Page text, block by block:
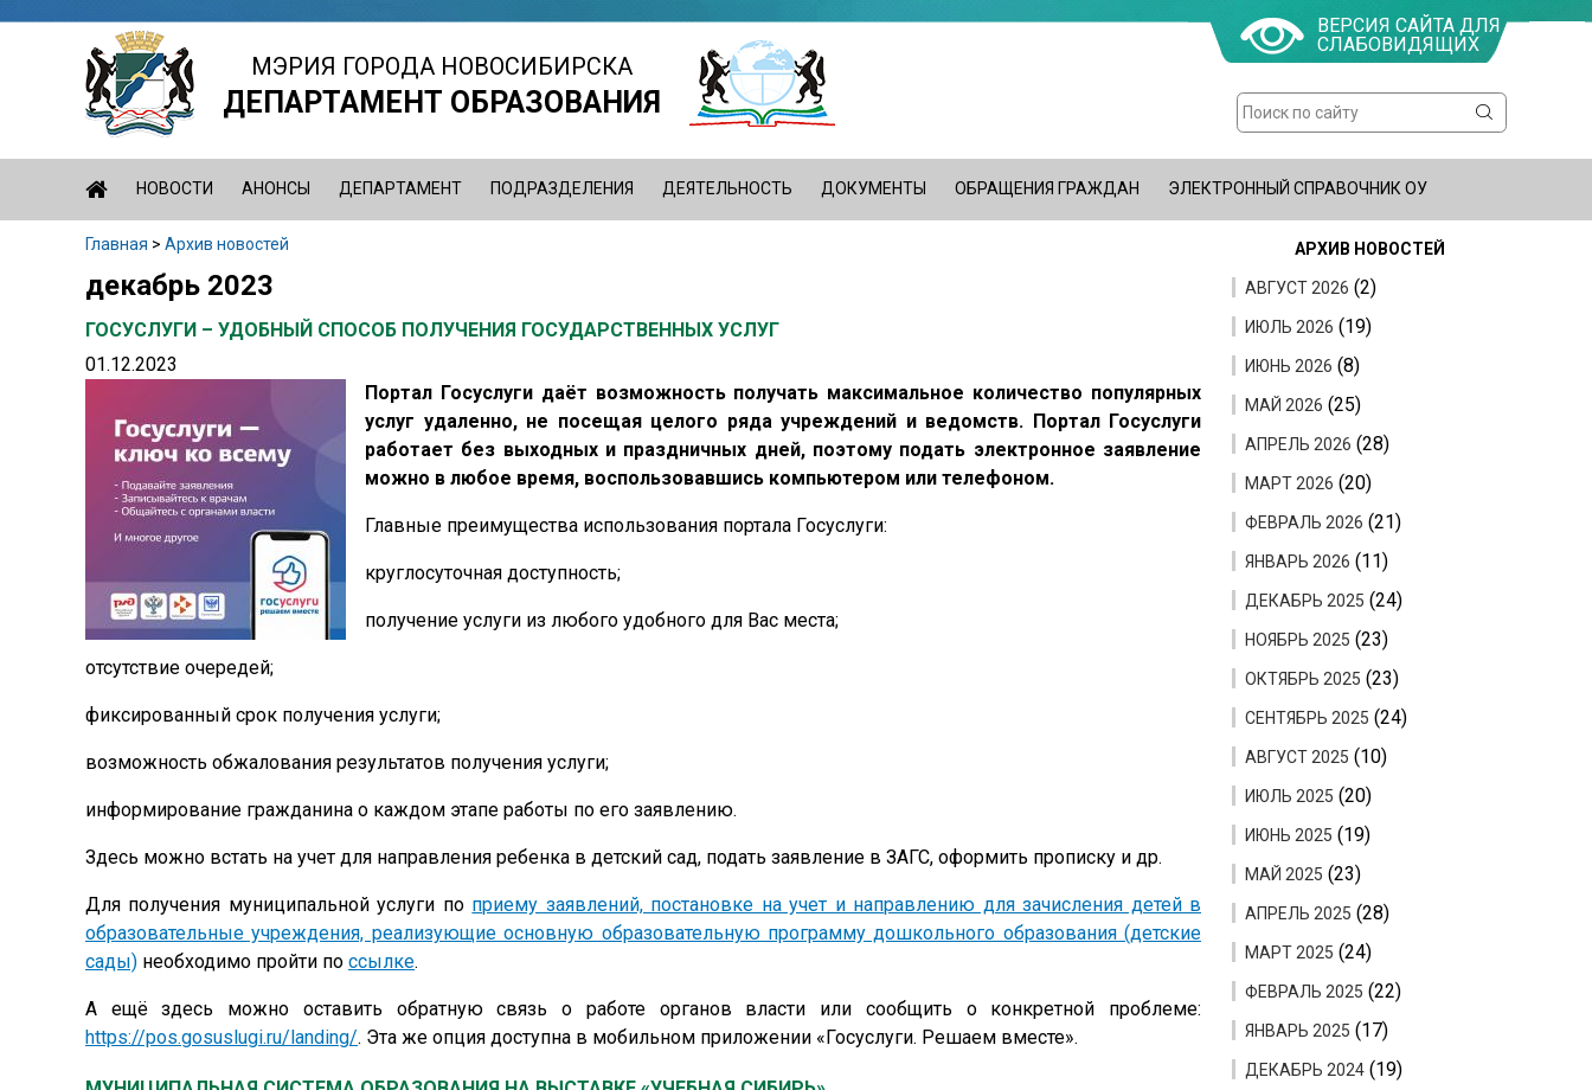
Jump
МЭРИЯ ГОРОДА НОВОСИБИРСКА
ДЕПАРТАМЕНТ ОБРАЗОВАНИЯ
Форма
поиска
Поиск
ВЕРСИЯ САЙТА ДЛЯ
СЛАБОВИДЯЩИХ
НОВОСТИ АНОНСЫ ДЕПАРТАМЕНТ ПОДРАЗДЕЛЕНИЯ ДЕЯТЕЛЬНОСТЬ ДОКУМЕНТЫ ОБРАЩЕНИЯ ГРАЖДАН ЭЛЕКТРОННЫЙ СПРАВОЧНИК ОУ
Главная > Архив новостей
Back
top
декабрь 2023
ГОСУСЛУГИ – УДОБНЫЙ СПОСОБ ПОЛУЧЕНИЯ ГОСУДАРСТВЕННЫХ УСЛУГ
01.12.2023
Портал Госуслуги даёт возможность получать максимальное количество популярных
услуг удаленно, не посещая целого ряда учреждений и ведомств. Портал Госуслуги
работает без выходных и праздничных дней, поэтому подать электронное заявление
можно в любое время, воспользовавшись компьютером или телефоном.
Главные преимущества использования портала Госуслуги:
круглосуточная доступность;
получение услуги из любого удобного для Вас места;
отсутствие очередей;
фиксированный срок получения услуги;
возможность обжалования результатов получения услуги;
информирование гражданина о каждом этапе работы по его заявлению.
Здесь можно встать на учет для направления ребенка в детский сад, подать заявление в ЗАГС, оформить прописку и др.
Для получения муниципальной услуги по приему заявлений, постановке на учет и направлению для зачисления детей в
образовательные учреждения, реализующие основную образовательную программу дошкольного образования (детские
сады) необходимо пройти по ссылке.
А ещё здесь можно оставить обратную связь о работе органов власти или сообщить о конкретной проблеме:
https://pos.gosuslugi.ru/landing/. Эта же опция доступна в мобильном приложении «Госуслуги. Решаем вместе».
АРХИВ НОВОСТЕЙ
АВГУСТ 2026 (2)
ИЮЛЬ 2026 (19)
ИЮНЬ 2026 (8)
МАЙ 2026 (25)
АПРЕЛЬ 2026 (28)
МАРТ 2026 (20)
ФЕВРАЛЬ 2026 (21)
ЯНВАРЬ 2026 (11)
ДЕКАБРЬ 2025 (24)
НОЯБРЬ 2025 (23)
ОКТЯБРЬ 2025 (23)
СЕНТЯБРЬ 2025 (24)
АВГУСТ 2025 (10)
ИЮЛЬ 2025 (20)
ИЮНЬ 2025 (19)
МАЙ 2025 (23)
АПРЕЛЬ 2025 (28)
МАРТ 2025 (24)
ФЕВРАЛЬ 2025 (22)
ЯНВАРЬ 2025 (17)
ДЕКАБРЬ 2024 (19)